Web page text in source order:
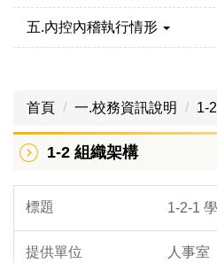
五.內控內稽執行情形
首頁 一.校務資訊說明 1-
1-2 組織架構
1-2-1
人事室